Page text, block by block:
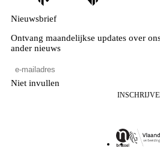
Nieuwsbrief
Ontvang maandelijkse updates over
ander nieuws
Niet invullen